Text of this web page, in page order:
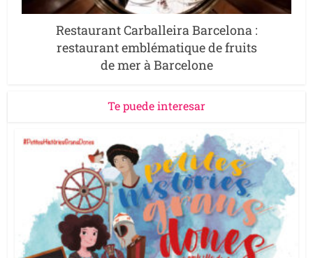
Restaurant Carballeira Barcelona :
restaurant emblématique de fruits
de mer à Barcelone
Te puede interesar